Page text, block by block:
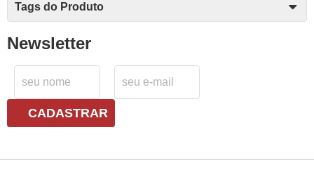
Tags do Produto
Newsletter
CADASTRAR